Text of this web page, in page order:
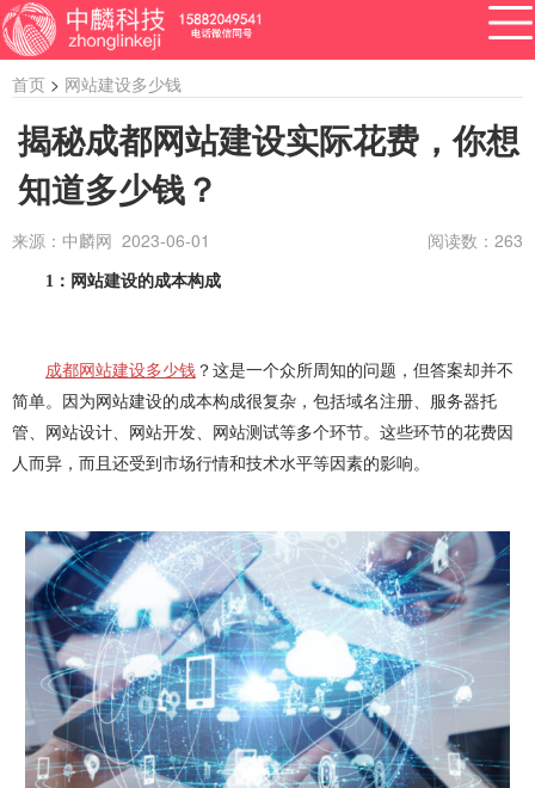
APP开发 网站建设
软件开发 系统开发
公众号定制开发 微信公众号定制开发
公众号开发费用 做公众号 公众号开发问题
做OA系统 开发百科 APP开发 做APP
成都app开发 app制作 app软件开发
app开发公司 app制作公司 手机app开发
手机app制作 app开发费用 app制作费用
app开发多少钱 网站建设 做网站
首页 > 网站建设多少钱
揭秘成都网站建设实际花费，你想
知道多少钱？
来源：中麟网 2023-06-01 阅读数： 263
1 ：网站建设的成本构成
成都网站建设多少钱 ？这是一个众所周知的问题，但答案却并不
简单。因为网站建设的成本构成很复杂，包括域名注册、服务器托
管、网站设计、网站开发、网站测试等多个环节。这些环节的花费因
人而异，而且还受到市场行情和技术水平等因素的影响。